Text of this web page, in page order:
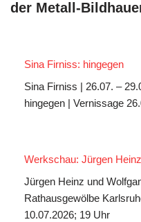
der Metall-
Sina Firniss: hingegen
Sina Firniss | 26.07. –
hingegen | Vernissage
Werkschau: Jürgen
Jürgen Heinz und
Rathausgewölbe
10.07.2026; 19 Uhr